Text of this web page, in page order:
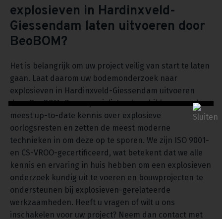
explosieven in Hardinxveld-
Giessendam laten uitvoeren door
BeoBOM?
Het is belangrijk om uw project veilig van start te laten
gaan. Laat daarom uw bodemonderzoek naar
explosieven in Hardinxveld-Giessendam uitvoeren
door BeoBOM. Onze specialisten beschikken over de
meest up-to-date kennis over explosieve
oorlogsresten en zetten de meest moderne
technieken in om deze op te sporen. We zijn ISO 9001-
en CS-VROO-gecertificeerd, wat betekent dat we alle
kennis en ervaring in huis hebben om een explosieven
onderzoek kundig uit te voeren en bouwprojecten te
ondersteunen bij explosieven-gerelateerde
werkzaamheden. Heeft u vragen of wilt u ons
inschakelen voor uw project? Neem dan contact met